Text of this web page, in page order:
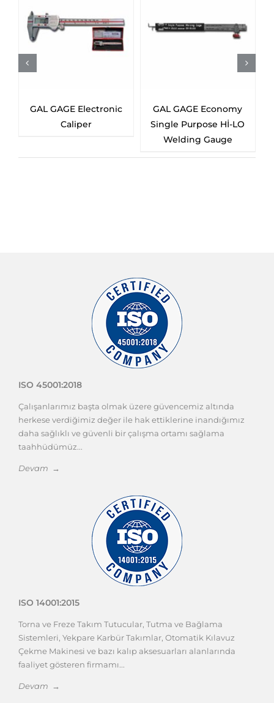
GAL GAGE Electronic
Caliper
GAL GAGE Economy
Single Purpose Hİ-LO
Welding Gauge
ISO 45001:2018
Çalışanlarımız başta olmak üzere güvencemiz altında
herkese verdiğimiz değer ile hak ettiklerine inandığımız
daha sağlıklı ve güvenli bir çalışma ortamı sağlama
taahhüdümüz...
Devam →
ISO 14001:2015
Torna ve Freze Takım Tutucular, Tutma ve Bağlama
Sistemleri, Yekpare Karbür Takımlar, Otomatik Kılavuz
Çekme Makinesi ve bazı kalıp aksesuarları alanlarında
faaliyet gösteren firmamı...
Devam →